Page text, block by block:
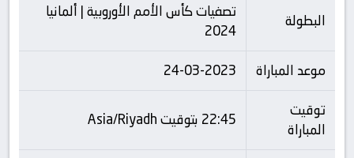
البطولة
تصفيات كأس الأمم الأوروبية | ألمانيا
2024
موعد المباراة
24-03-2023
توقيت
المباراة
22:45 بتوقيت Asia/Riyadh